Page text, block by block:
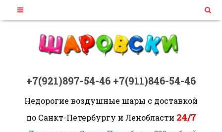
+7(921)897-54-46 +7(911)846-54-46
Недорогие воздушные шары с доставкой
по Санкт-Петербургу и Ленобласти 24/7